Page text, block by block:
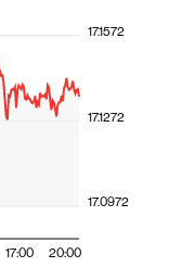
17:00 20:00
17.0972
17.1272
17.1572